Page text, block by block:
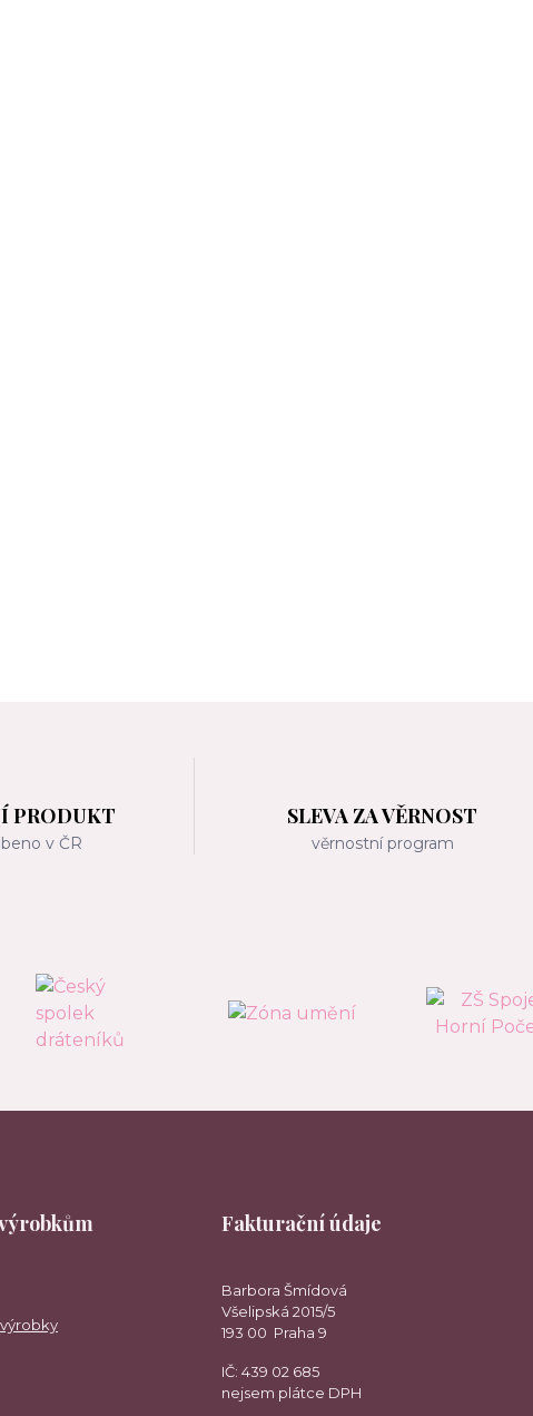
PRODUKT
v ČR
SLEVA ZA VĚRNOST
věrnostní program
Fakturační údaje
Barbora Šmídová
Všelipská 2015/5
193 00 Praha 9
IČ: 439 02 685
nejsem plátce DPH